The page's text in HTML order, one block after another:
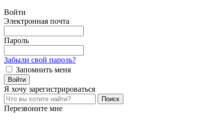
Войти
Электронная почта
Пароль
Забыли свой пароль?
Запомнить меня
Я хочу зарегистрироваться
Перезвоните мне